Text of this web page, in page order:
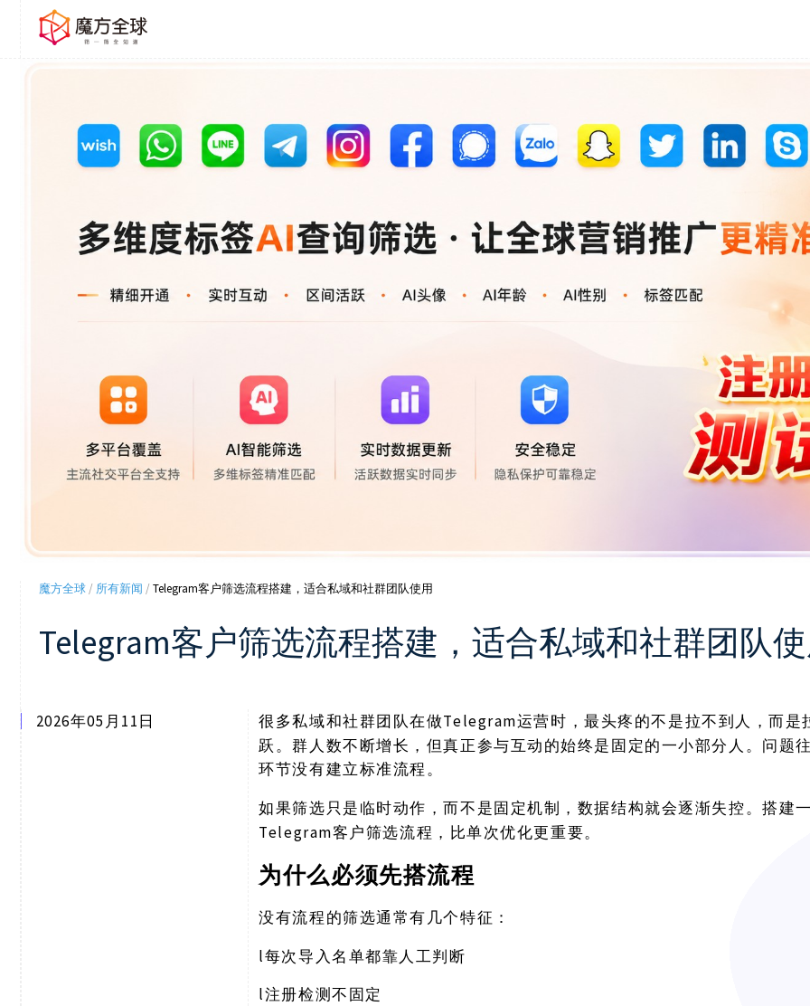
魔方全球 / 所有新闻 /Telegram客户筛选流程搭建，适合私域和社群团队使用
Telegram客户筛选流程搭建，适合私域和社群团队
2026年05月11日 很多私域和社群团队在做Telegram运营时，最头疼的不是拉不到人，而是
跃。群人数不断增长，但真正参与互动的始终是固定的一小部分人。问题
环节没有建立标准流程。
如果筛选只是临时动作，而不是固定机制，数据结构就会逐渐失控。搭建
Telegram客户筛选流程，比单次优化更重要。
为什么必须先搭流程
没有流程的筛选通常有几个特征：
l每次导入名单都靠人工判断
l注册检测不固定